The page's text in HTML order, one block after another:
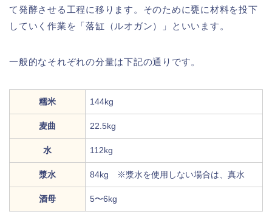
て発酵させる工程に移ります。そのために甕に材料を投下
していく作業を「落缸（ルオガン）」といいます。
一般的なそれぞれの分量は下記の通りです。
糯米 144kg
麦曲 22.5kg
水 112kg
漿水 84kg ※漿水を使用しない場合は、真水
酒母 5〜6kg